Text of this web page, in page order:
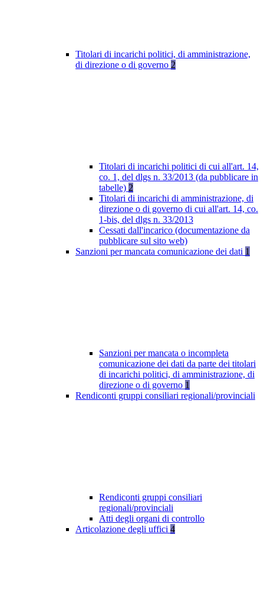
Titolari di incarichi politici, di amministrazione,
di direzione o di governo 2
Titolari di incarichi politici di cui all'art. 14,
co. 1, del dlgs n. 33/2013 (da pubblicare in
tabelle) 2
Titolari di incarichi di amministrazione, di
direzione o di governo di cui all'art. 14, co.
1-bis, del dlgs n. 33/2013
Cessati dall'incarico (documentazione da
pubblicare sul sito web)
Sanzioni per mancata comunicazione dei dati 1
Sanzioni per mancata o incompleta
comunicazione dei dati da parte dei titolari
di incarichi politici, di amministrazione, di
direzione o di governo 1
Rendiconti gruppi consiliari regionali/provinciali
Rendiconti gruppi consiliari
regionali/provinciali
Atti degli organi di controllo
Articolazione degli uffici 4